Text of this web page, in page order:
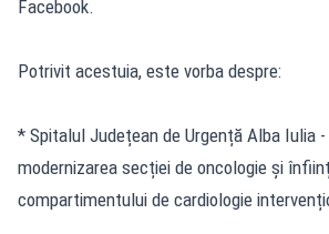
Facebook.
Potrivit acestuia, este vorba despre:
* Spitalul Județean de Urgență Alba Iulia
modernizarea secției de oncologie și
compartimentului de cardiologie